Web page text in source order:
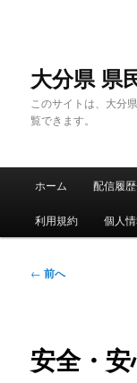
大分県 県
このサイトは、大分
覧できます。
メ
ホーム 配信履
利用規約 個人
投
ゲ
ー
← 前へ
安全・